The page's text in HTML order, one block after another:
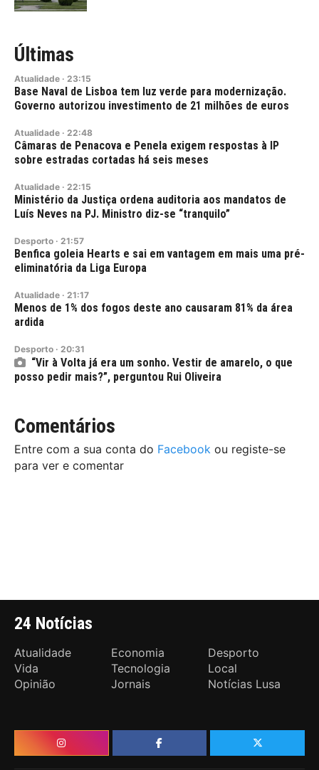
Últimas
Atualidade · 23:15
Base Naval de Lisboa tem luz verde para modernização.
Governo autorizou investimento de 21 milhões de euros
Atualidade · 22:48
Câmaras de Penacova e Penela exigem respostas à IP
sobre estradas cortadas há seis meses
Atualidade · 22:15
Ministério da Justiça ordena auditoria aos mandatos de
Luís Neves na PJ. Ministro diz-se “tranquilo”
Desporto · 21:57
Benfica goleia Hearts e sai em vantagem em mais uma pré-
eliminatória da Liga Europa
Atualidade · 21:17
Menos de 1% dos fogos deste ano causaram 81% da área
ardida
Desporto · 20:31
“Vir à Volta já era um sonho. Vestir de amarelo, o que
posso pedir mais?”, perguntou Rui Oliveira
Comentários
Entre com a sua conta do Facebook ou registe-se
para ver e comentar
24 Notícias
Atualidade Economia
Desporto
Vida
Tecnologia
Local
Opinião
Jornais Notícias Lusa